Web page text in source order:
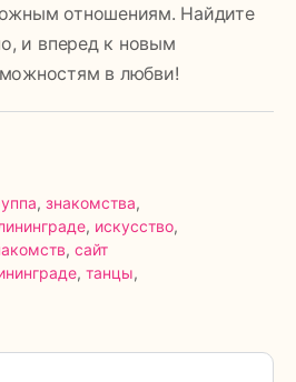
отношениям. Найдите
и вперед к новым
в любви!
, знакомства,
, искусство,
, сайт
, танцы,